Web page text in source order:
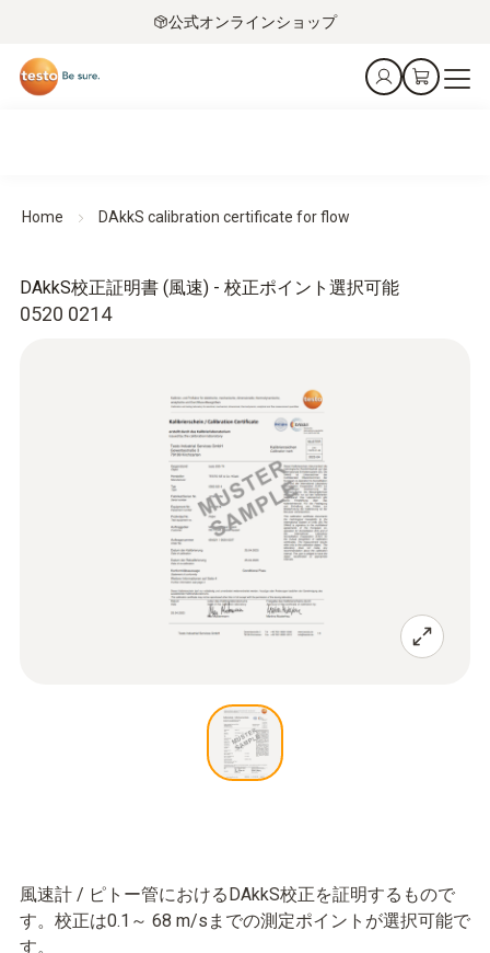
公式オンラインショップ
Home DAkkS calibration certificate for flow
0520 0214
DAkkS校正証明書 (風速) - 校正ポイント選択可能
風速計 / ピトー管におけるDAkkS校正を証明するもので
す。校正は0.1～ 68 m/sまでの測定ポイントが選択可能で
す。